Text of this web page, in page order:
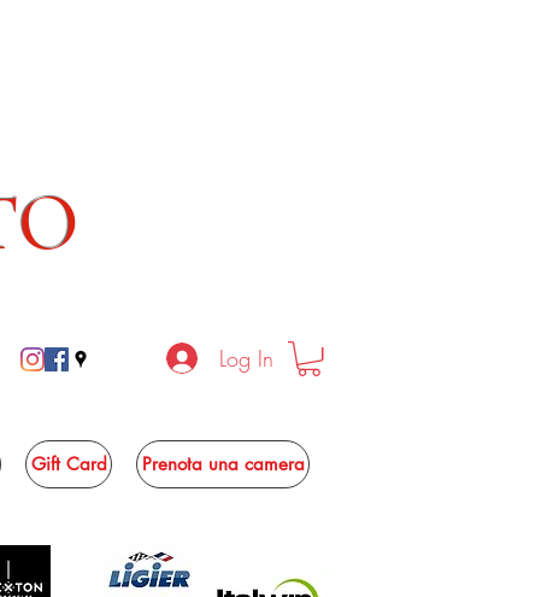
Log In
Gift Card Prenota una camera